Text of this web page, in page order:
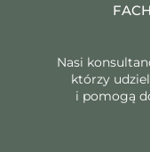
Nasi
którzy
i pomogą